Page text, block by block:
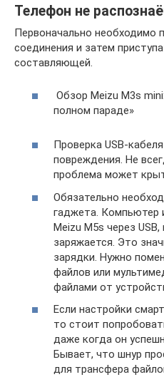
Телефон не
Первоначально необходимо
соединения и затем
составляющей.
Обзор Meizu M3s
полном параде»
Проверка USB-
повреждения. Не
проблема может
Обязательно
гаджета. Компьютер
Meizu M5s через
заряжается. Это
зарядки. Нужно
файлов или
файлами от
Если настройки
то стоит
даже когда он
Бывает, что шнур
для трансфера